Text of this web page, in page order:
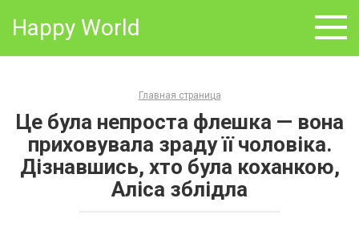
Happy World
Главная страница
Це була непроста флешка — вона
приховувала зраду її чоловіка.
Дізнавшись, хто була коханкою,
Аліса зблідла